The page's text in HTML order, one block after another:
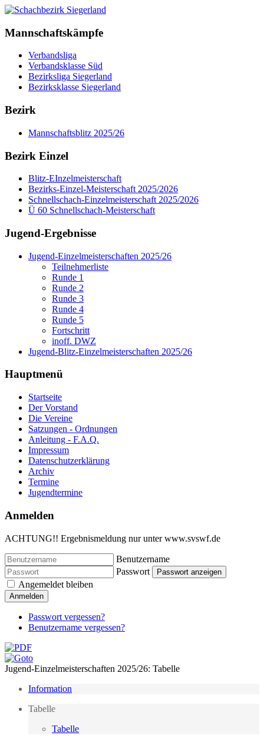
Mannschaftskämpfe
Verbandsliga
Verbandsklasse Süd
Bezirksliga Siegerland
Bezirksklasse Siegerland
Bezirk
Mannschaftsblitz 2025/26
Bezirk Einzel
Blitz-EInzelmeisterschaft
Bezirks-Einzel-Meisterschaft 2025/2026
Schnellschach-Einzelmeisterschaft 2025/2026
Ü 60 Schnellschach-Meisterschaft
Jugend-Ergebnisse
Jugend-Einzelmeisterschaften 2025/26
Teilnehmerliste
Runde 1
Runde 2
Runde 3
Runde 4
Runde 5
Fortschritt
inoff. DWZ
Jugend-Blitz-Einzelmeisterschaften 2025/26
Hauptmenü
Startseite
Der Vorstand
Die Vereine
Satzungen - Ordnungen
Anleitung - F.A.Q.
Impressum
Datenschutzerklärung
Archiv
Termine
Jugendtermine
Anmelden
ACHTUNG!! Ergebnismeldung nur unter www.svswf.de
Benutzername
Passwort
Passwort anzeigen
Angemeldet bleiben
Anmelden
Passwort vergessen?
Benutzername vergessen?
Jugend-Einzelmeisterschaften 2025/26: Tabelle
Information
Tabelle
Tabelle